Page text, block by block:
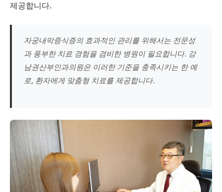
제공합니다.
자궁내막증식증의 효과적인 관리를 위해서는 전문성
과 풍부한 치료 경험을 겸비한 병원이 필요합니다. 강
남권산부인과의원은 이러한 기준을 충족시키는 한 예
로, 환자에게 맞춤형 치료를 제공합니다.